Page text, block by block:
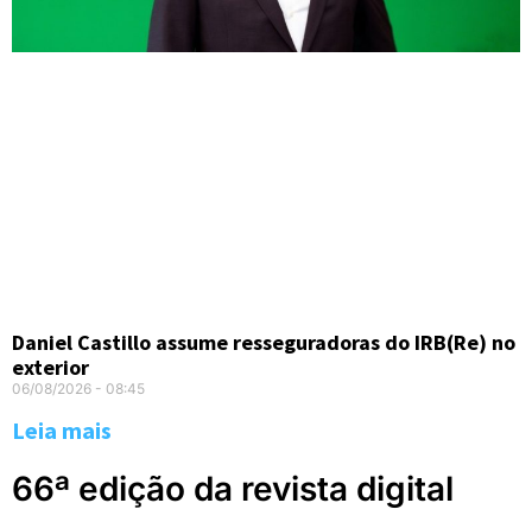
Daniel Castillo assume resseguradoras do IRB(Re) no
exterior
06/08/2026 08:45
Leia mais
66ª edição da revista digital